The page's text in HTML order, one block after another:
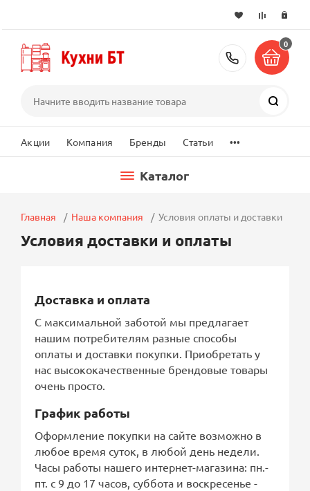
+7 (495)
0
Акции Компания Бренды Статьи ...
Каталог
Главная Наша компания Условия оплаты и доставки
Условия доставки и оплаты
Доставка и оплата
С максимальной заботой мы предлагает
нашим потребителям разные способы
оплаты и доставки покупки. Приобретать у
нас высококачественные брендовые товары
очень просто.
График работы
Оформление покупки на сайте возможно в
любое время суток, в любой день недели.
Часы работы нашего интернет-магазина: пн.-
пт. с 9 до 17 часов, суббота и воскресенье -